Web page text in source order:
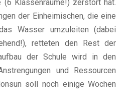
(6 Klassenräume!) zerstört hat.
der Einheimischen, die eine
Wasser umzuleiten (dabei
retteten den Rest der
der Schule wird in den
und Ressourcen
soll noch einige Wochen